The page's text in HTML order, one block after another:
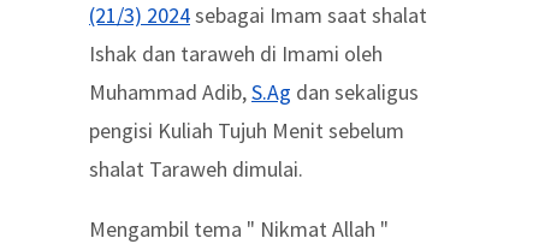
(21/3) 2024sebagai Imam saat shalat
Ishak dan taraweh di Imami oleh
Muhammad Adib,S.Ag dan sekaligus
pengisi Kuliah Tujuh Menit sebelum
shalat Taraweh dimulai.
Mengambil tema " Nikmat Allah "